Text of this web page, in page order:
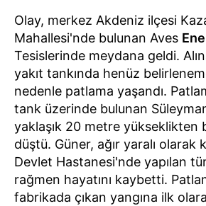
Olay, merkez Akdeniz ilçesi
Mahallesi'nde bulunan Aves
Tesislerinde meydana geldi.
yakıt tankında henüz
nedenle patlama yaşandı.
tank üzerinde bulunan
yaklaşık 20 metre yükseklikten
düştü. Güner, ağır yaralı olarak
Devlet Hastanesi'nde yapılan
rağmen hayatını kaybetti.
fabrikada çıkan yangına ilk